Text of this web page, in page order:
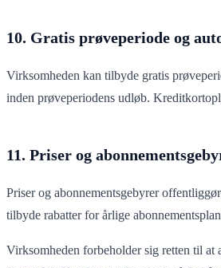
10. Gratis prøveperiode og
Virksomheden kan tilbyde gratis
inden prøveperiodens udløb.
11. Priser og
Priser og abonnementsgebyrer
tilbyde rabatter for årlige
Virksomheden forbeholder sig retten til at